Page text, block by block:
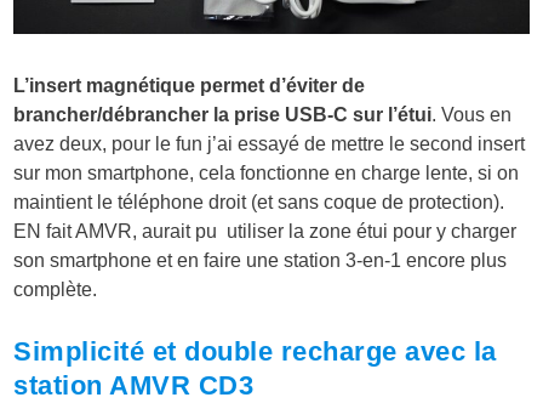
L’insert magnétique permet d’éviter de
brancher/débrancher la prise USB-C sur l’étui. Vous en
avez deux, pour le fun j’ai essayé de mettre le second insert
sur mon smartphone, cela fonctionne en charge lente, si on
maintient le téléphone droit (et sans coque de protection).
EN fait AMVR, aurait pu utiliser la zone étui pour y charger
son smartphone et en faire une station 3-en-1 encore plus
complète.
Simplicité et double recharge avec la
station AMVR CD3